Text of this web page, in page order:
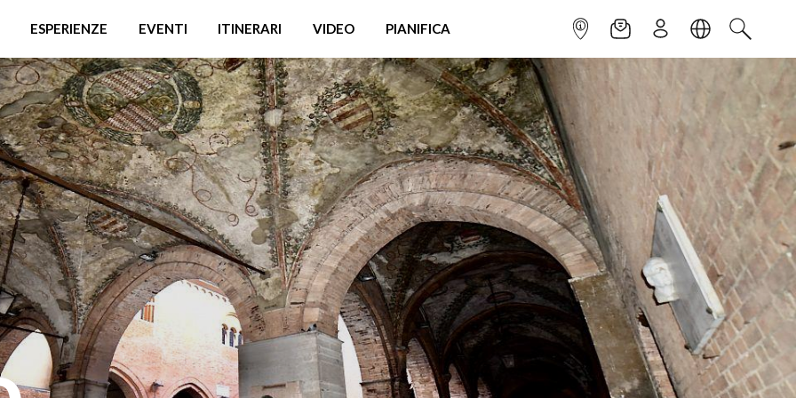
ESPERIENZE EVENTI ITINERARI VIDEO PIANIFICA INFOPOINTNEWSLETTER
ISCRIVITILINGUACERCA